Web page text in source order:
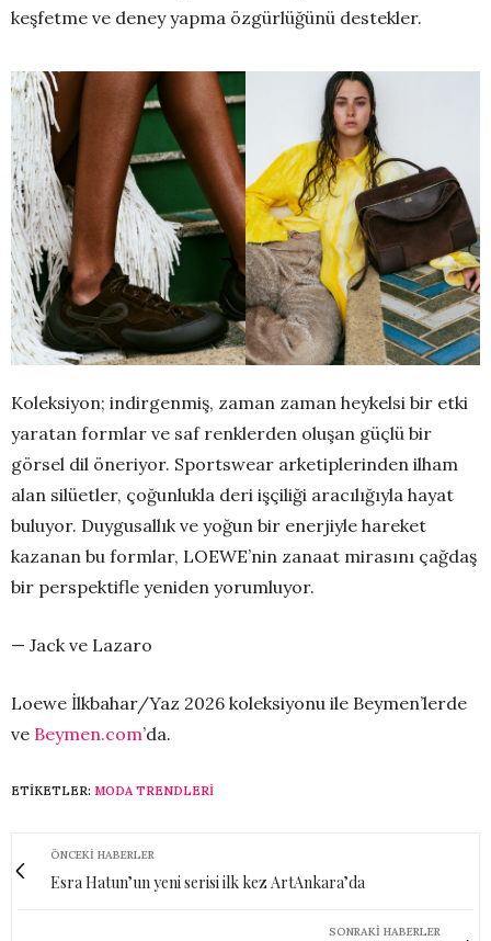
keşfetme ve deney yapma özgürlüğünü destekler.
Koleksiyon; indirgenmiş, zaman zaman heykelsi bir etki
yaratan formlar ve saf renklerden oluşan güçlü bir
görsel dil öneriyor. Sportswear arketiplerinden ilham
alan silüetler, çoğunlukla deri işçiliği aracılığıyla hayat
buluyor. Duygusallık ve yoğun bir enerjiyle hareket
kazanan bu formlar, LOEWE’nin zanaat mirasını çağdaş
bir perspektifle yeniden yorumluyor.
— Jack ve Lazaro
Loewe İlkbahar/Yaz 2026 koleksiyonu ile Beymen’lerde
ve Beymen.com’da.
ETIKETLER: MODA TRENDLERI
ÖNCEKI HABERLER
Esra Hatun’un yeni serisi ilk kez ArtAnkara’da
SONRAKI HABERLER